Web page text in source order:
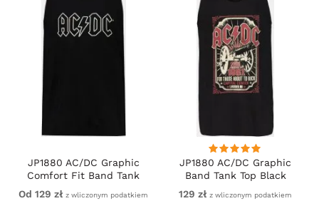
JP1880 AC/DC Graphic
Comfort Fit Band Tank
Top Black
Od 129 zł z wliczonym podatkiem
JP1880 AC/DC Graphic
Band Tank Top Black
129 zł z wliczonym podatkiem